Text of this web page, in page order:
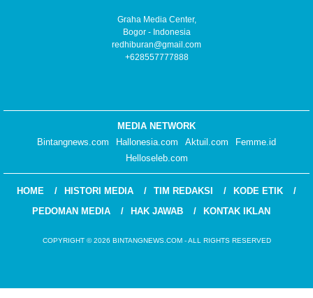
Graha Media Center,
Bogor - Indonesia
redhiburan@gmail.com
+628557777888
MEDIA NETWORK
Bintangnews.com
Hallonesia.com Aktuil.com
Femme.id
Helloseleb.com
HOME HISTORI MEDIA TIM REDAKSI
KODE ETIK
PEDOMAN MEDIA
HAK JAWAB KONTAK IKLAN
COPYRIGHT © 2026 BINTANGNEWS.COM - ALL RIGHTS RESERVED